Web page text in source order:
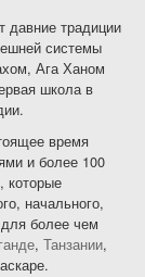
традиции
системы
Ага Ханом
школа в
время
и более 100
которые
начального,
для более чем
,Танзании,